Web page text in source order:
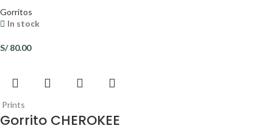
Gorritos
In stock
S/80.00
Prints
Gorrito CHEROKEE